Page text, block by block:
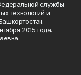
службы
технологий и
2015 года.